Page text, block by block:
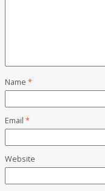
Name *
Email *
Website